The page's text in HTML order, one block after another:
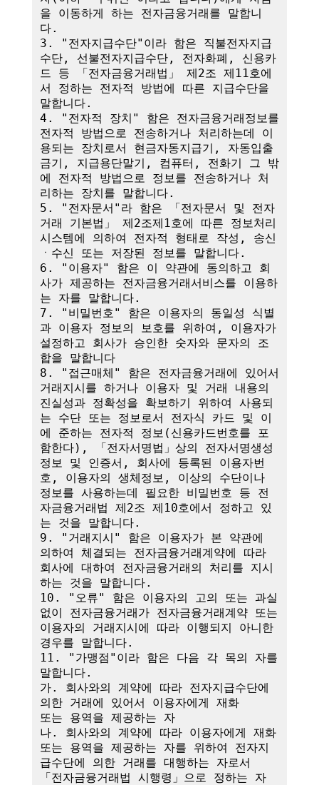
을 이동하게 하는 전자금융거래를 말합니
다.
3. "전자지급수단"이라 함은 직불전자지급
수단, 선불전자지급수단, 전자화폐, 신용카
드 등 「전자금융거래법」 제2조 제11호에
서 정하는 전자적 방법에 따른 지급수단을
말합니다.
4. "전자적 장치" 함은 전자금융거래정보를
전자적 방법으로 전송하거나 처리하는데 이
용되는 장치로서 현금자동지급기, 자동입출
금기, 지급용단말기, 컴퓨터, 전화기 그 밖
에 전자적 방법으로 정보를 전송하거나 처
리하는 장치를 말합니다.
5. "전자문서"라 함은 「전자문서 및 전자
거래 기본법」 제2조제1호에 따른 정보처리
시스템에 의하여 전자적 형태로 작성, 송신
ㆍ수신 또는 저장된 정보를 말합니다.
6. "이용자" 함은 이 약관에 동의하고 회
사가 제공하는 전자금융거래서비스를 이용하
는 자를 말합니다.
7. "비밀번호" 함은 이용자의 동일성 식별
과 이용자 정보의 보호를 위하여, 이용자가
설정하고 회사가 승인한 숫자와 문자의 조
합을 말합니다
8. "접근매체" 함은 전자금융거래에 있어서
거래지시를 하거나 이용자 및 거래 내용의
진실성과 정확성을 확보하기 위하여 사용되
는 수단 또는 정보로서 전자식 카드 및 이
에 준하는 전자적 정보(신용카드번호를 포
함한다), 「전자서명법」상의 전자서명생성
정보 및 인증서, 회사에 등록된 이용자번
호, 이용자의 생체정보, 이상의 수단이나
정보를 사용하는데 필요한 비밀번호 등 전
자금융거래법 제2조 제10호에서 정하고 있
는 것을 말합니다.
9. "거래지시" 함은 이용자가 본 약관에
의하여 체결되는 전자금융거래계약에 따라
회사에 대하여 전자금융거래의 처리를 지시
하는 것을 말합니다.
10. "오류" 함은 이용자의 고의 또는 과실
없이 전자금융거래가 전자금융거래계약 또는
이용자의 거래지시에 따라 이행되지 아니한
경우를 말합니다.
11. "가맹점"이라 함은 다음 각 목의 자를
말합니다.
가. 회사와의 계약에 따라 전자지급수단에
의한 거래에 있어서 이용자에게 재화
또는 용역을 제공하는 자
나. 회사와의 계약에 따라 이용자에게 재화
또는 용역을 제공하는 자를 위하여 전자지
급수단에 의한 거래를 대행하는 자로서
「전자금융거래법 시행령」으로 정하는 자